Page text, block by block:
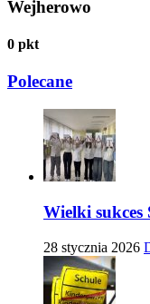
Wejherowo
0 pkt
Polecane
Wielki sukces
28 stycznia 2026